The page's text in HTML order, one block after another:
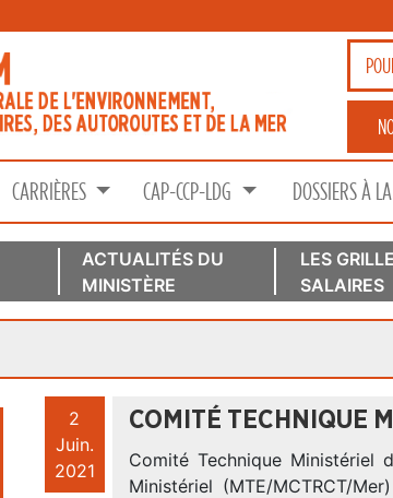
CARRIÈRES CAP-CCP-LDG DOSSIERS À
ACTUALITÉS DU
MINISTÈRE
LES
SALAIRES
2
Juin.
2021
COMITÉ TECHNIQUE
Comité Technique Ministériel
Ministériel (MTE/MCTRCT/